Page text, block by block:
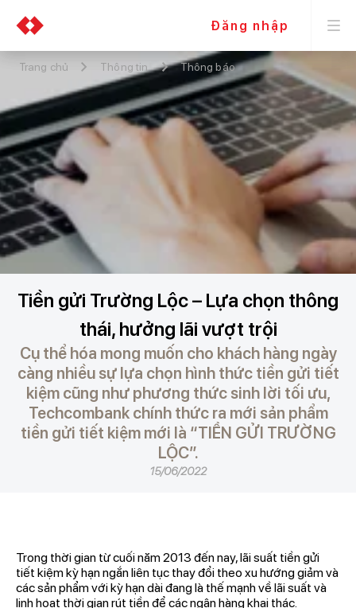
Đăng nhập
Trang chủ Thông tin Thông báo
Tiền gửi Trường Lộc – Lựa chọn thông
thái, hưởng lãi vượt trội
Cụ thể hóa mong muốn cho khách hàng ngày
càng nhiều sự lựa chọn hình thức tiền gửi tiết
kiệm cũng như phương thức sinh lời tối ưu,
Techcombank chính thức ra mới sản phẩm
tiền gửi tiết kiệm mới là “TIỀN GỬI TRƯỜNG
LỘC”.
15/06/2022
Trong thời gian từ cuối năm 2013 đến nay, lãi suất tiền gửi
tiết kiệm kỳ hạn ngắn liên tục thay đổi theo xu hướng giảm và
các sản phẩm với kỳ hạn dài đang là thế mạnh về lãi suất và
linh hoạt thời gian rút tiền để các ngân hàng khai thác.